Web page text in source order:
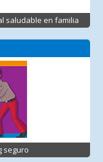
saludable en familia
seguro